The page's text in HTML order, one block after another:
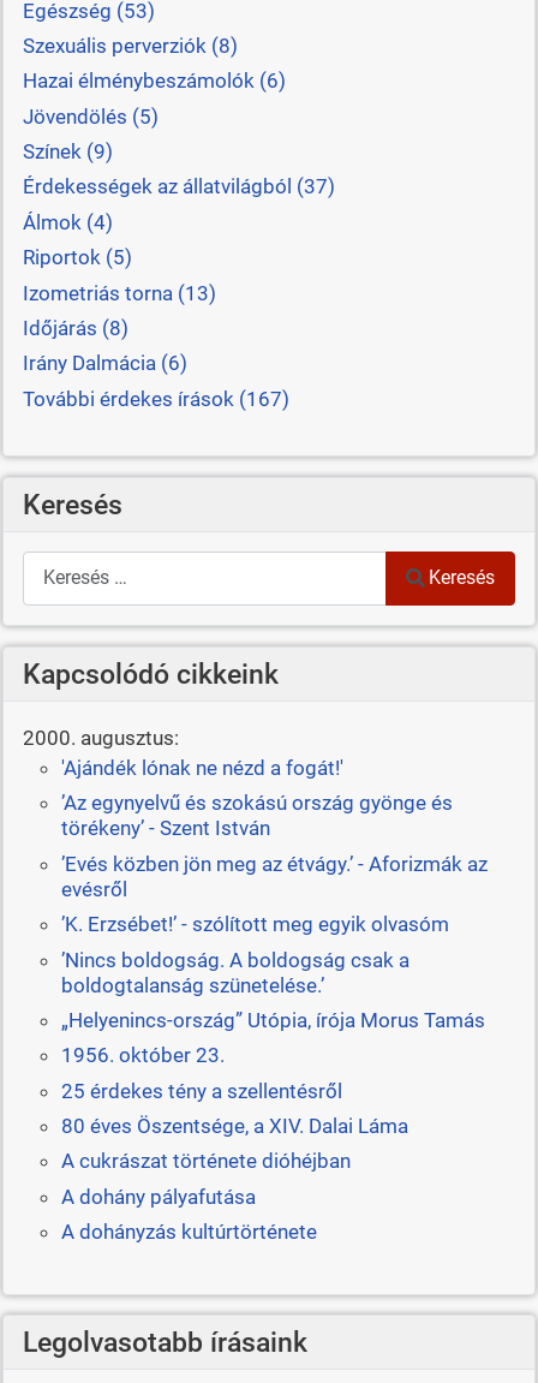
Egészség (53)
Szexuális perverziók (8)
Hazai élménybeszámolók (6)
Jövendölés (5)
Színek (9)
Érdekességek az állatvilágból (37)
Álmok (4)
Riportok (5)
Izometriás torna (13)
Időjárás (8)
Irány Dalmácia (6)
További érdekes írások (167)
Keresés
Keresés
Keresés
Kapcsolódó cikkeink
2000. augusztus:
'Ajándék lónak ne nézd a fogát!'
’Az egynyelvű és szokású ország gyönge és
törékeny’ - Szent István
’Evés közben jön meg az étvágy.’ - Aforizmák az
evésről
’K. Erzsébet!’ - szólított meg egyik olvasóm
’Nincs boldogság. A boldogság csak a
boldogtalanság szünetelése.’
„Helyenincs-ország” Utópia, írója Morus Tamás
1956. október 23.
25 érdekes tény a szellentésről
80 éves Öszentsége, a XIV. Dalai Láma
A cukrászat története dióhéjban
A dohány pályafutása
A dohányzás kultúrtörténete
Legolvasotabb írásaink